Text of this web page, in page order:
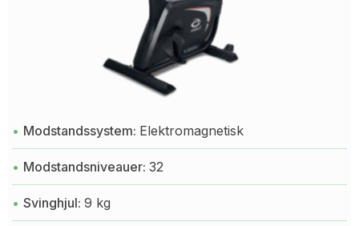
Modstandssystem: Elektromagnetisk
Modstandsniveauer: 32
Svinghjul: 9 kg